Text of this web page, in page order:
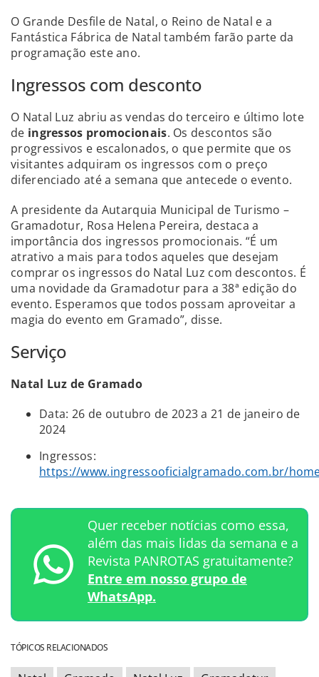
O Grande Desfile de Natal, o Reino de Natal e a
Fantástica Fábrica de Natal também farão parte da
programação este ano.
Ingressos com desconto
O Natal Luz abriu as vendas do terceiro e último lote
de ingressos promocionais. Os descontos são
progressivos e escalonados, o que permite que os
visitantes adquiram os ingressos com o preço
diferenciado até a semana que antecede o evento.
A presidente da Autarquia Municipal de Turismo –
Gramadotur, Rosa Helena Pereira, destaca a
importância dos ingressos promocionais. “É um
atrativo a mais para todos aqueles que desejam
comprar os ingressos do Natal Luz com descontos. É
uma novidade da Gramadotur para a 38ª edição do
evento. Esperamos que todos possam aproveitar a
magia do evento em Gramado”, disse.
Serviço
Natal Luz de Gramado
Data: 26 de outubro de 2023 a 21 de janeiro de
2024
Ingressos:
https://www.ingressooficialgramado.com.br/
Quer receber notícias como essa,
além das mais lidas da semana e a
Revista PANROTAS gratuitamente?
Entre em nosso grupo de
WhatsApp.
TÓPICOS RELACIONADOS